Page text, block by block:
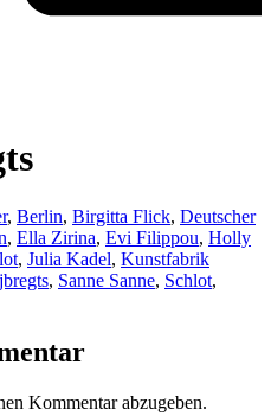
, Berlin, Birgitta Flick, Deutscher
, Ella Zirina, Evi Filippou, Holly
, Julia Kadel, Kunstfabrik
, Sanne Sanne, Schlot,
Kommentar abzugeben.